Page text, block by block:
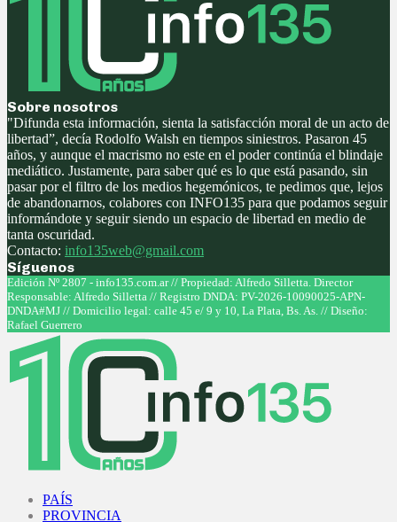
Sobre nosotros
"Difunda esta información, sienta la satisfacción moral de un acto de
libertad”, decía Rodolfo Walsh en tiempos siniestros. Pasaron 45
años, y aunque el macrismo no este en el poder continúa el blindaje
mediático. Justamente, para saber qué es lo que está pasando, sin
pasar por el filtro de los medios hegemónicos, te pedimos que, lejos
de abandonarnos, colabores con INFO135 para que podamos seguir
informándote y seguir siendo un espacio de libertad en medio de
tanta oscuridad.
Contacto: info135web@gmail.com
Síguenos
Facebook
Twitter
Instagram
Youtube
Edición Nº 2807 - info135.com.ar // Propiedad: Alfredo Silletta. Director
Responsable: Alfredo Silletta // Registro DNDA: PV-2026-10090025-APN-
DNDA#MJ // Domicilio legal: calle 45 e/ 9 y 10, La Plata, Bs. As. // Diseño:
Rafael Guerrero
PAÍS
PROVINCIA